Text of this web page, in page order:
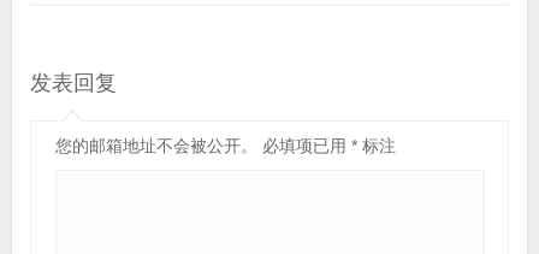
发表回复
您的邮箱地址不会被公开。 必填项已用 *标注